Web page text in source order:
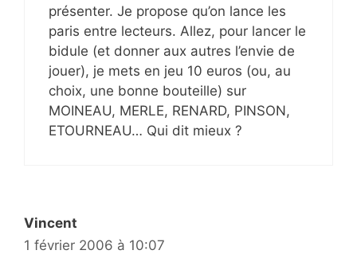
présenter. Je propose qu’on lance les
paris entre lecteurs. Allez, pour lancer le
bidule (et donner aux autres l’envie de
jouer), je mets en jeu 10 euros (ou, au
choix, une bonne bouteille) sur
MOINEAU, MERLE, RENARD, PINSON,
ETOURNEAU… Qui dit mieux ?
Vincent
1 février 2006 à 10:07